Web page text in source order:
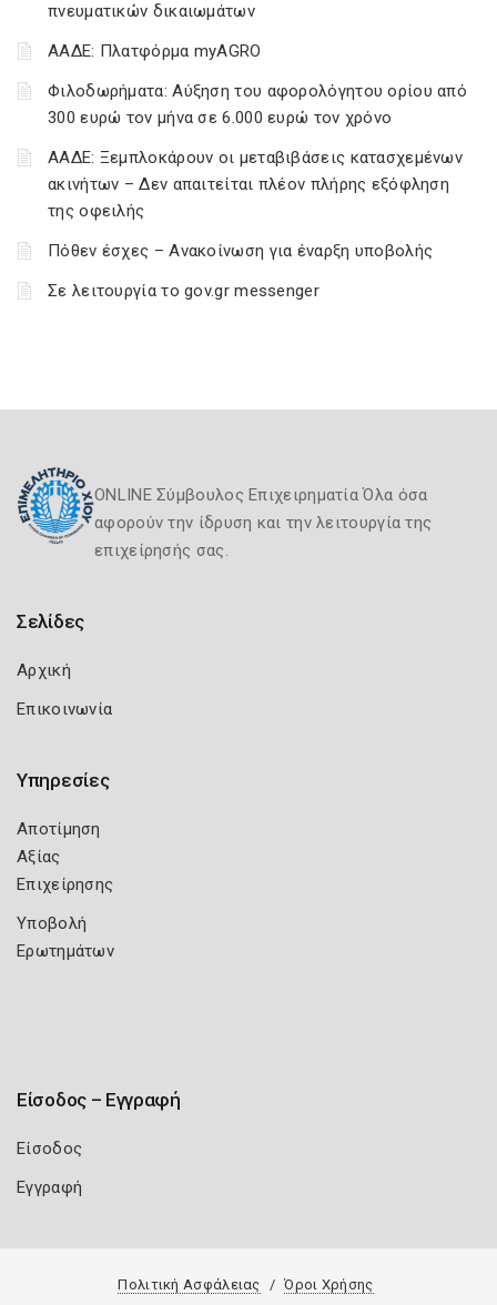
πνευματικών δικαιωμάτων
ΑΑΔΕ: Πλατφόρμα myAGRO
Φιλοδωρήματα: Αύξηση του αφορολόγητου ορίου από
300 ευρώ τον μήνα σε 6.000 ευρώ τον χρόνο
ΑΑΔΕ: Ξεμπλοκάρουν οι μεταβιβάσεις κατασχεμένων
ακινήτων – Δεν απαιτείται πλέον πλήρης εξόφληση
της οφειλής
Πόθεν έσχες – Ανακοίνωση για έναρξη υποβολής
Σε λειτουργία το gov.gr messenger
ONLINE Σύμβουλος Επιχειρηματία Όλα όσα
αφορούν την ίδρυση και την λειτουργία της
επιχείρησής σας.
Σελίδες
Αρχική
Επικοινωνία
Υπηρεσίες
Αποτίμηση
Αξίας
Επιχείρησης
Υποβολή
Ερωτημάτων
Είσοδος – Εγγραφή
Είσοδος
Εγγραφή
Πολιτική Ασφάλειας Όροι Χρήσης